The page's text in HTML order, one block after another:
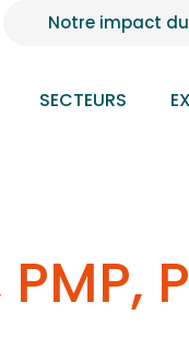
Notre impact
SECTEURS